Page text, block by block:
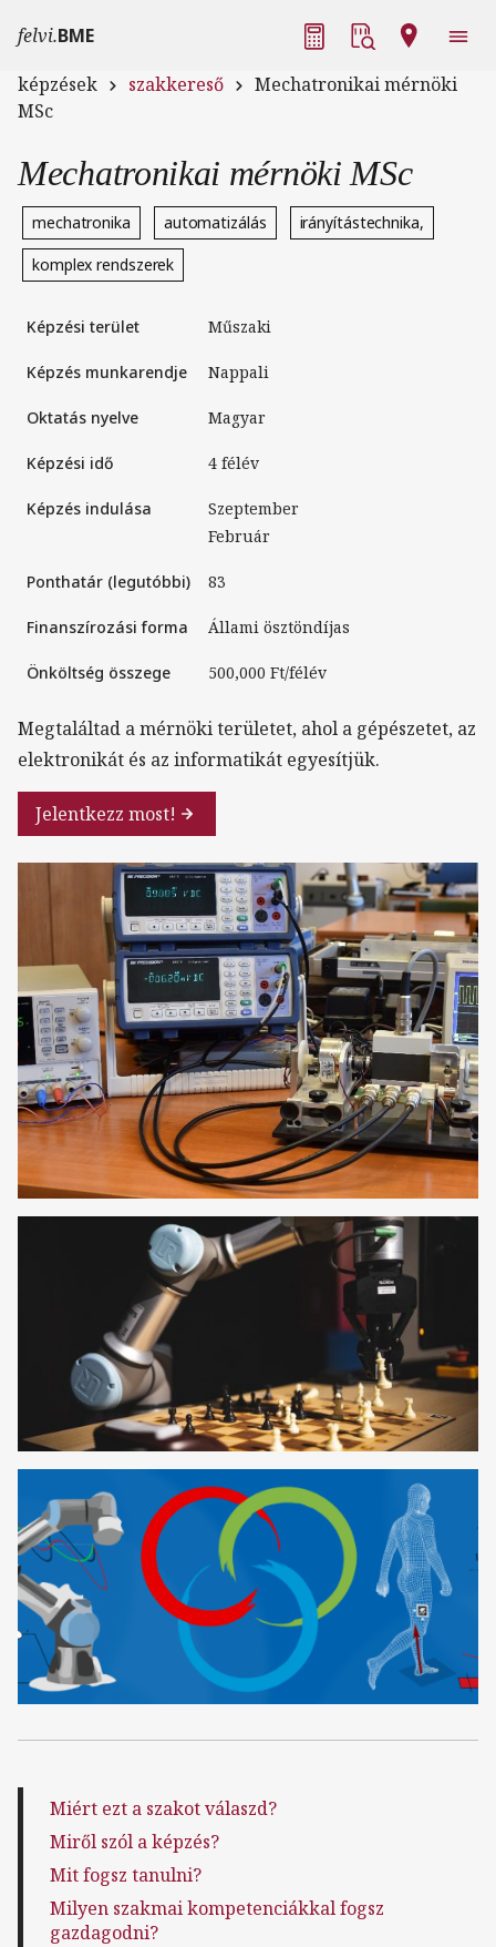
felvi.BME Fő navigáció
képzések szakkereső
Mechatronikai mérnöki
MSc
Mechatronikai mérnöki MSc
mechatronika automatizálás
irányítástechnika,
komplex rendszerek
Képzési terület Műszaki
Képzés munkarendje nappali
Oktatás nyelve magyar
Képzési idő 4 félév
Képzés indulása
Szeptember
Február
Ponthatár (legutóbbi) 83
Finanszírozási forma Állami ösztöndíjas
Önköltség összege 500,000 Ft/félév
Megtaláltad a mérnöki területet, ahol a gépészetet, az
elektronikát és az informatikát egyesítjük.
Jelentkezz most!
Miért ezt a szakot válaszd?
Miről szól a képzés?
Mit fogsz tanulni?
Milyen szakmai kompetenciákkal fogsz
gazdagodni?